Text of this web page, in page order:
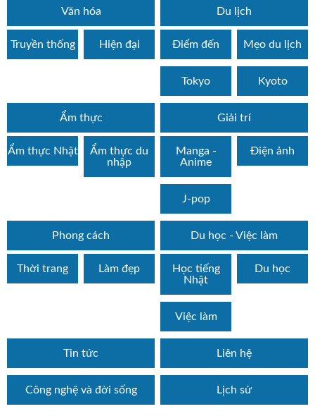
Văn hóa
Truyền thống Hiện đại
Du lịch
Điểm đến Mẹo du lịch
Tokyo Kyoto
Ẩm thực
Ẩm thực Nhật
Ẩm thực du
nhập
Giải trí
Manga -
Anime
Điện ảnh
J-pop
Phong cách
Thời trang Làm đẹp
Du học - Việc làm
Học tiếng
Nhật
Du học
Việc làm
Tin tức Liên hệ
Công nghệ và đời sống Lịch sử